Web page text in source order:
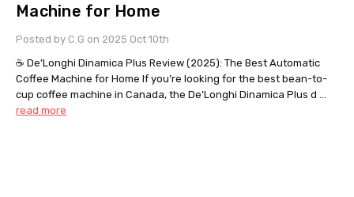
Machine for Home
Posted by C.G on 2025 Oct 10th
☕ De’Longhi Dinamica Plus Review (2025): The Best Automatic
Coffee Machine for Home If you’re looking for the best bean-to-
cup coffee machine in Canada, the De’Longhi Dinamica Plus d …
read more